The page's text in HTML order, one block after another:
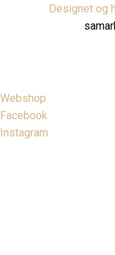
Designet og
Webshop
Facebook
Instagram